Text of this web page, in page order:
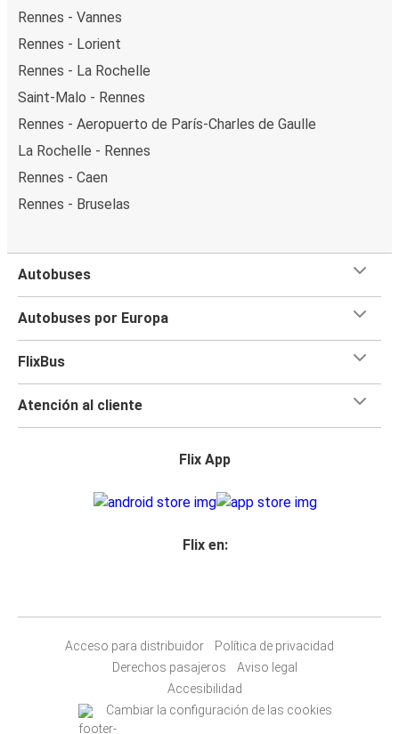
Rennes - Vannes
Rennes - Lorient
Rennes - La Rochelle
Saint-Malo - Rennes
Rennes - Aeropuerto de París-Charles de Gaulle
La Rochelle - Rennes
Rennes - Caen
Rennes - Bruselas
Autobuses
Autobuses por Europa
FlixBus
Atención al cliente
Flix App
Flix en:
Acceso para distribuidor
Política de privacidad
Derechos pasajeros
Aviso legal
Accesibilidad
Cambiar la configuración de las cookies